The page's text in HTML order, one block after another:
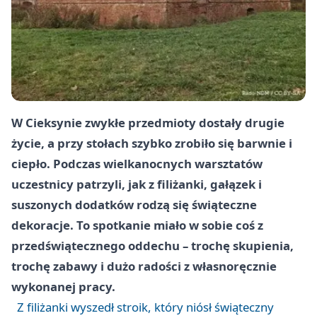
W Cieksynie zwykłe przedmioty dostały drugie
życie, a przy stołach szybko zrobiło się barwnie i
ciepło. Podczas wielkanocnych warsztatów
uczestnicy patrzyli, jak z filiżanki, gałązek i
suszonych dodatków rodzą się świąteczne
dekoracje. To spotkanie miało w sobie coś z
przedświątecznego oddechu – trochę skupienia,
trochę zabawy i dużo radości z własnoręcznie
wykonanej pracy.
Z filiżanki wyszedł stroik, który niósł świąteczny